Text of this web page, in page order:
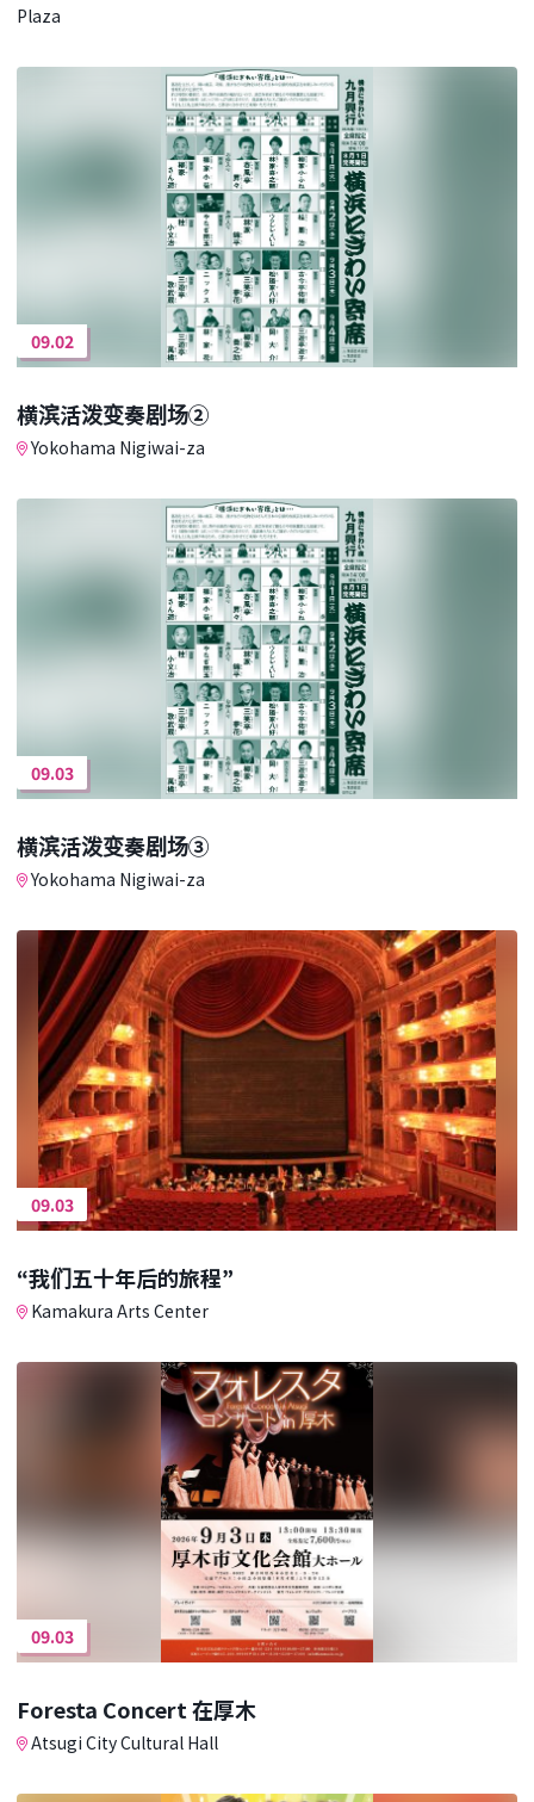
Plaza
09.02
横滨活泼变奏剧场②
Yokohama Nigiwai-za
09.03
横滨活泼变奏剧场③
Yokohama Nigiwai-za
09.03
“我们五十年后的旅程”
Kamakura Arts Center
09.03
Foresta Concert 在厚木
Atsugi City Cultural Hall